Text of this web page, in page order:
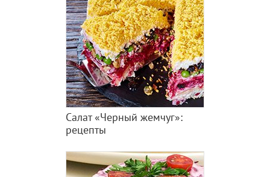
Салат «Черный жемчуг»:
рецепты